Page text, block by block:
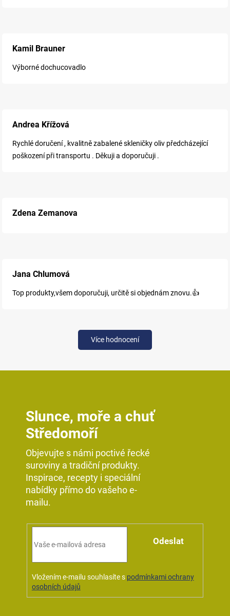
Kamil Brauner
Výborné dochucovadlo
Andrea Křížová
Rychlé doručení , kvalitně zabalené skleničky oliv předcházející
poškození při transportu . Děkuji a doporučuji .
Zdena Zemanova
Jana Chlumová
Top produkty,všem doporučuji, určitě si objednám znovu.👍
Více hodnocení
Slunce, moře a chuť
Středomoří
Objevujte s námi poctivé řecké
suroviny a tradiční produkty.
Inspirace, recepty i speciální
nabídky přímo do vašeho e-
mailu.
Vložením e-mailu souhlasíte s podmínkami ochrany
osobních údajů
Odeslat